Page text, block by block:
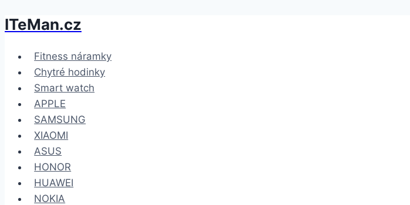
Přeskočit
obsah
ITeMan.cz
Fitness náramky
Chytré hodinky
Smart watch
APPLE
SAMSUNG
XIAOMI
ASUS
HONOR
HUAWEI
NOKIA